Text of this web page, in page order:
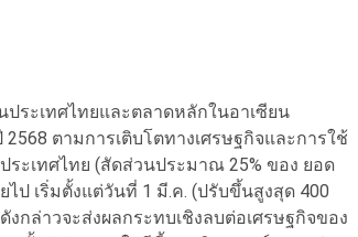
ระเทศไทยและตลาดหลักในอาเซียน
ตามการเติบโตทางเศรษฐกิจและการใช้
ะเทศไทย (สัดส่วนประมาณ 25% ของ ยอด
ป เริ่มตั้งแต่วันที่ 1 มี.ค. (ปรับขึ้นสูงสุด 400
กล่าวจะส่งผลกระทบเชิงลบต่อเศรษฐกิจของ